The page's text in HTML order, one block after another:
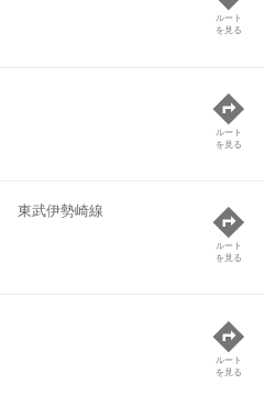
ルート
を見る
ルート
を見る
東武伊勢崎線
ルート
を見る
ルート
を見る